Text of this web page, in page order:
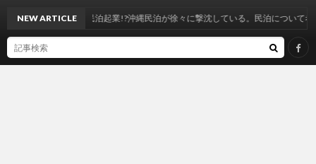
NEW ARTICLE
今から民泊起業!?沖縄民泊が徐々に撃沈している。民泊について考える